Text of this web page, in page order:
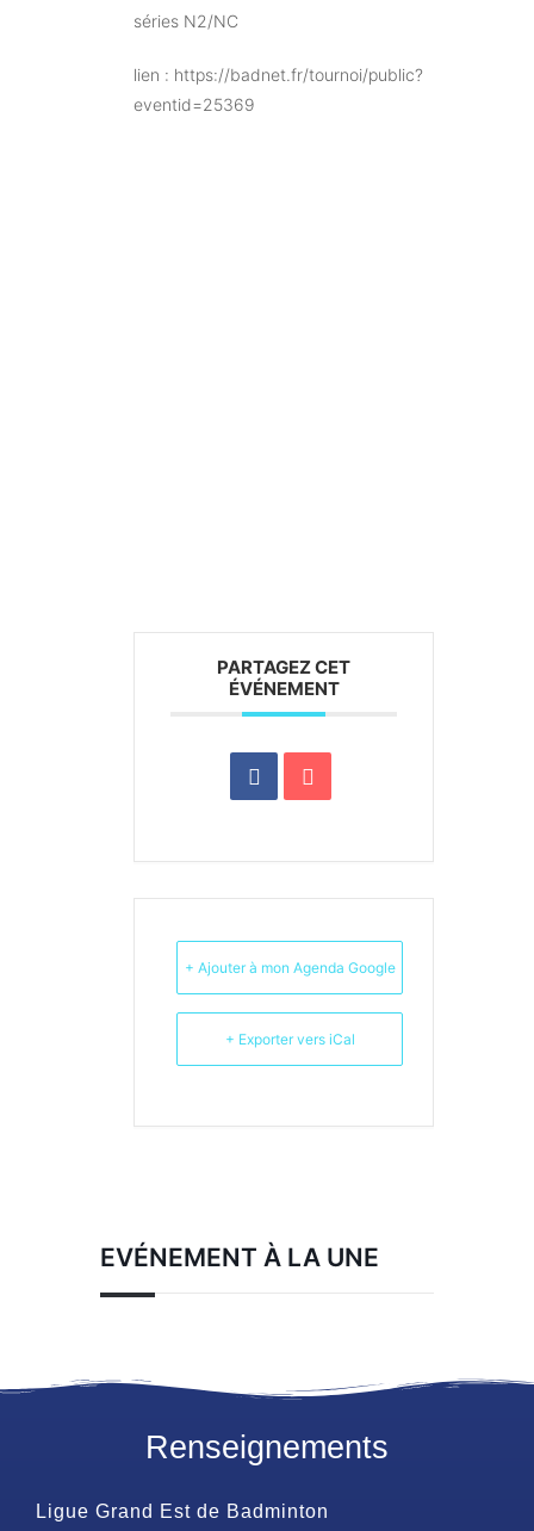
séries N2/NC
lien : https://badnet.fr/tournoi/public?
eventid=25369
PARTAGEZ CET
ÉVÉNEMENT
+ Ajouter à mon Agenda Google
+ Exporter vers iCal
EVÉNEMENT À LA UNE
Renseignements
Ligue Grand Est de Badminton